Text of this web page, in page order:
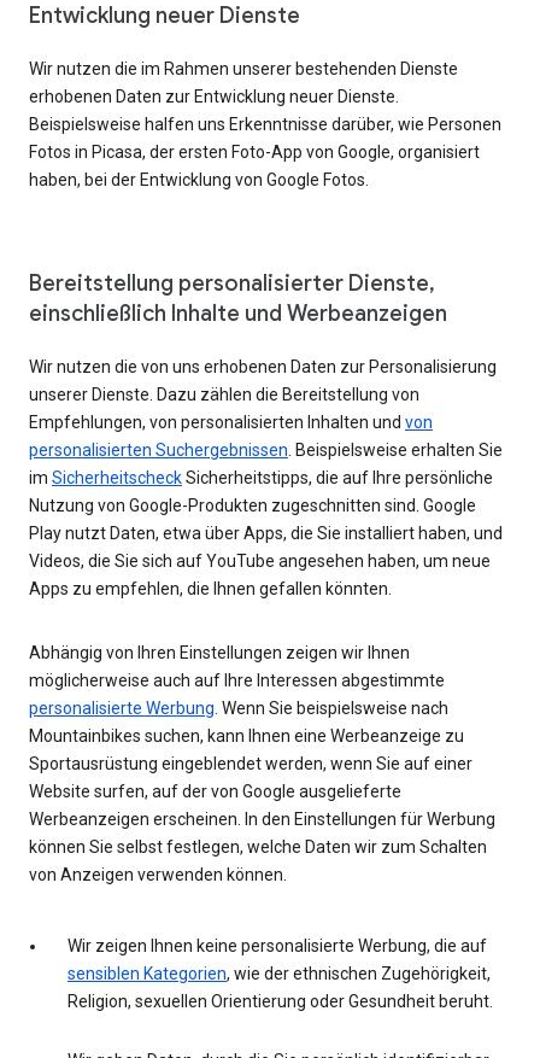
Entwicklung neuer Dienste
Wir nutzen die im Rahmen unserer bestehenden Dienste
erhobenen Daten zur Entwicklung neuer Dienste.
Beispielsweise halfen uns Erkenntnisse darüber, wie Personen
Fotos in Picasa, der ersten Foto-App von Google, organisiert
haben, bei der Entwicklung von Google Fotos.
Bereitstellung personalisierter Dienste,
einschließlich Inhalte und Werbeanzeigen
Wir nutzen die von uns erhobenen Daten zur Personalisierung
unserer Dienste. Dazu zählen die Bereitstellung von
Empfehlungen, von personalisierten Inhalten und von
personalisierten Suchergebnissen . Beispielsweise erhalten Sie
im SicherheitscheckSicherheitstipps, die auf Ihre persönliche
Nutzung von Google-Produkten zugeschnitten sind. Google
Play nutzt Daten, etwa über Apps, die Sie installiert haben, und
Videos, die Sie sich auf YouTube angesehen haben, um neue
Apps zu empfehlen, die Ihnen gefallen könnten.
Abhängig von Ihren Einstellungen zeigen wir Ihnen
möglicherweise auch auf Ihre Interessen abgestimmte
personalisierte Werbung . Wenn Sie beispielsweise nach
Mountainbikes suchen, kann Ihnen eine Werbeanzeige zu
Sportausrüstung eingeblendet werden, wenn Sie auf einer
Website surfen, auf der von Google ausgelieferte
Werbeanzeigen erscheinen. In den Einstellungen für Werbung
können Sie selbst festlegen, welche Daten wir zum Schalten
von Anzeigen verwenden können.
Wir zeigen Ihnen keine personalisierte Werbung, die auf
sensiblen Kategorien, wie der ethnischen Zugehörigkeit,
Religion, sexuellen Orientierung oder Gesundheit beruht.